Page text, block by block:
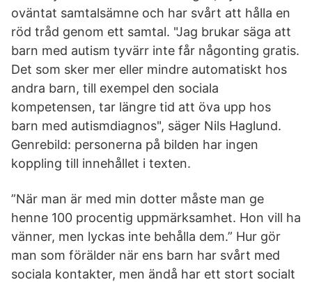
oväntat samtalsämne och har svårt att hålla en
röd tråd genom ett samtal. "Jag brukar säga att
barn med autism tyvärr inte får någonting gratis.
Det som sker mer eller mindre automatiskt hos
andra barn, till exempel den sociala
kompetensen, tar längre tid att öva upp hos
barn med autismdiagnos", säger Nils Haglund.
Genrebild: personerna på bilden har ingen
koppling till innehållet i texten.
”När man är med min dotter måste man ge
henne 100 procentig uppmärksamhet. Hon vill ha
vänner, men lyckas inte behålla dem.” Hur gör
man som förälder när ens barn har svårt med
sociala kontakter, men ändå har ett stort socialt